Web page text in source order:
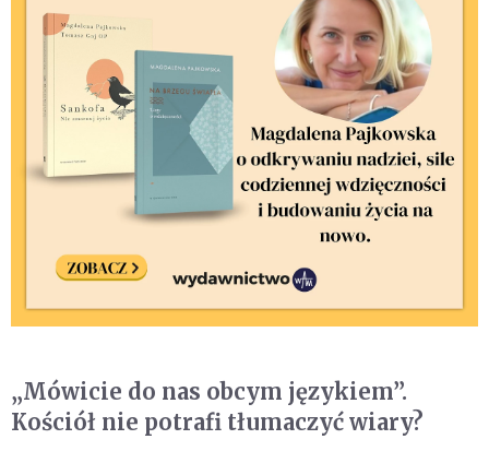
„Mówicie do nas obcym językiem”.
Kościół nie potrafi tłumaczyć wiary?